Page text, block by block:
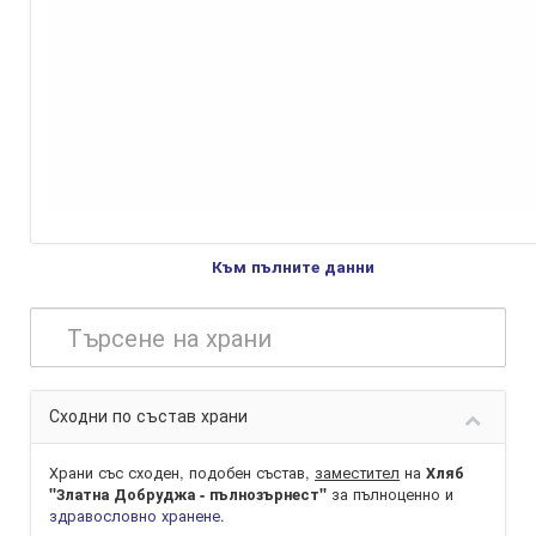
Към пълните данни
Сходни по състав храни
Храни със сходен, подобен състав, заместител на Хляб
"Златна Добруджа - пълнозърнест" за пълноценно и
здравословно хранене.